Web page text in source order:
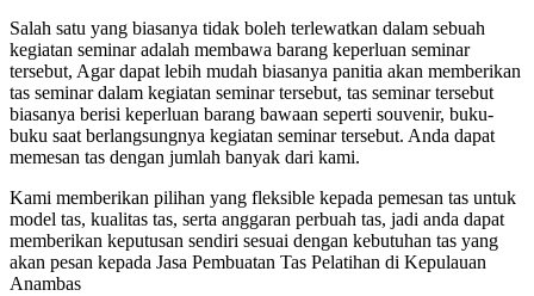
Salah satu yang biasanya tidak boleh terlewatkan dalam sebuah
kegiatan seminar adalah membawa barang keperluan seminar
tersebut, Agar dapat lebih mudah biasanya panitia akan memberikan
tas seminar dalam kegiatan seminar tersebut, tas seminar tersebut
biasanya berisi keperluan barang bawaan seperti souvenir, buku-
buku saat berlangsungnya kegiatan seminar tersebut. Anda dapat
memesan tas dengan jumlah banyak dari kami.
Kami memberikan pilihan yang fleksible kepada pemesan tas untuk
model tas, kualitas tas, serta anggaran perbuah tas, jadi anda dapat
memberikan keputusan sendiri sesuai dengan kebutuhan tas yang
akan pesan kepada Jasa Pembuatan Tas Pelatihan di Kepulauan
Anambas